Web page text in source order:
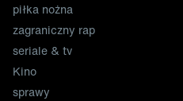
piłka nożna
zagraniczny rap
seriale & tv
Kino
sprawy